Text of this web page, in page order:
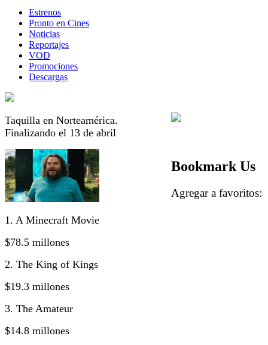
Estrenos
Pronto en Cines
Noticias
Reportajes
VOD
Promociones
Descargas
Taquilla en Norteamérica.
Finalizando el 13 de abril
1. A Minecraft Movie
$78.5 millones
2. The King of Kings
$19.3 millones
3. The Amateur
$14.8 millones
Bookmark Us
Agregar a